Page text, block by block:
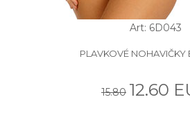
Art: 6D043
PLAVKOVÉ NOHAVIČKY
15.80 12.60